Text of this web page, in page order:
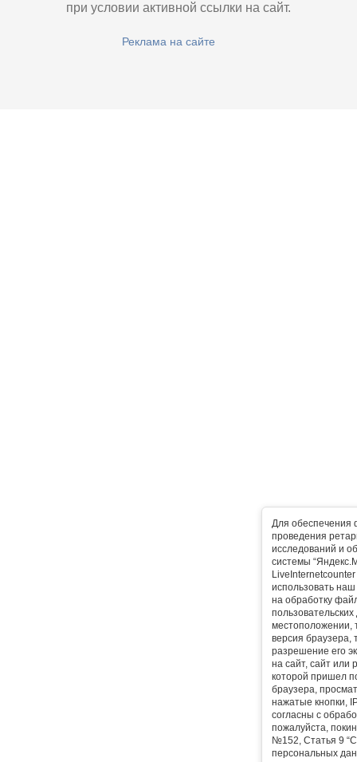
Для обеспечения
проведения
исследований и
системы
использовать
на обработку
местоположении,
версия браузера,
разрешение его
на сайт, сайт или
которой пришел
браузера,
нажатые кнопки,
согласны с
пожалуйста,
№152, Статья 9
персональных
при условии активной ссылки на сайт.
Реклама на сайте